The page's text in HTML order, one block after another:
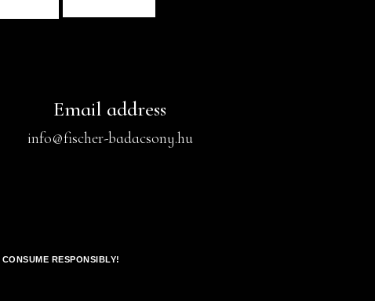
Email address
info@fischer-badacsony.hu
CONSUME RESPONSIBLY!